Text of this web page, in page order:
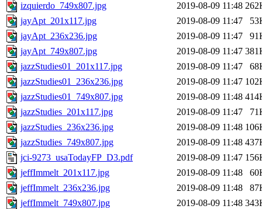
izquierdo_749x807.jpg
2019-08-09 11:48
jayApt_201x117.jpg
2019-08-09 11:47
jayApt_236x236.jpg
2019-08-09 11:47
jayApt_749x807.jpg
2019-08-09 11:47
jazzStudies01_201x117.jpg
2019-08-09 11:47
jazzStudies01_236x236.jpg
2019-08-09 11:47
jazzStudies01_749x807.jpg
2019-08-09 11:48
jazzStudies_201x117.jpg
2019-08-09 11:47
jazzStudies_236x236.jpg
2019-08-09 11:48
jazzStudies_749x807.jpg
2019-08-09 11:48
jci-9273_usaTodayFP_D3.pdf
2019-08-09 11:47
jeffImmelt_201x117.jpg
2019-08-09 11:48
jeffImmelt_236x236.jpg
2019-08-09 11:48
jeffImmelt_749x807.jpg
2019-08-09 11:48